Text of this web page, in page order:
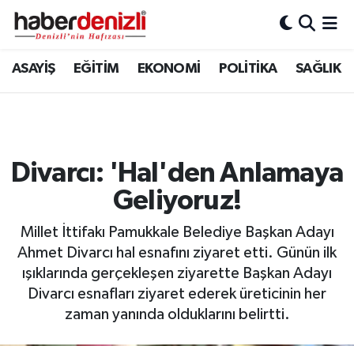
ASAYİŞ EĞİTİM EKONOMİ POLİTİKA SAĞLIK
Divarcı: 'Hal'den Anlamaya
Geliyoruz!
Millet İttifakı Pamukkale Belediye Başkan Adayı
Ahmet Divarcı hal esnafını ziyaret etti. Günün ilk
ışıklarında gerçekleşen ziyarette Başkan Adayı
Divarcı esnafları ziyaret ederek üreticinin her
zaman yanında olduklarını belirtti.
Denizli Nöbetçi Eczaneler
Puan Durumu ve Fikstür
Tüm Manşetler
Son Dakika Haberleri
Haber Arşivi